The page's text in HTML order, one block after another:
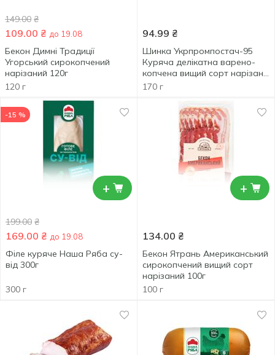
149.00 ₴
109.00 ₴ до 19.08
Бекон Димні Традиції
Угорський сирокопчений
нарізаний 120г
120 г
94.99 ₴
Шинка Укрпромпостач-95
Куряча делікатна варено-
копчена вищий сорт нарізана
170г
170 г
+
-15 %
199.00 ₴
169.00 ₴ до 19.08
Філе куряче Наша Ряба су-
від 300г
300 г
+
134.00 ₴
Бекон Ятрань Американський
сирокопчений вищий сорт
нарізаний 100г
100 г